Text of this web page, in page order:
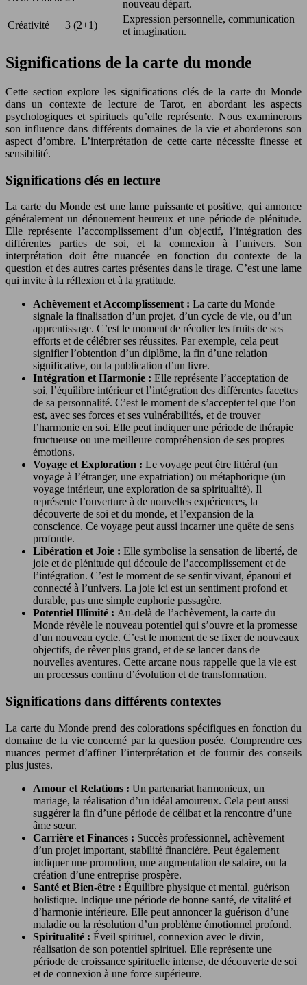
nouveau départ.
Créativité
3 (2+1)
Expression personnelle, communication
et imagination.
Significations de la carte du monde
Cette section explore les significations clés de la carte du Monde
dans un contexte de lecture de Tarot, en abordant les aspects
psychologiques et spirituels qu’elle représente. Nous examinerons
son influence dans différents domaines de la vie et aborderons son
aspect d’ombre. L’interprétation de cette carte nécessite finesse et
sensibilité.
Significations clés en lecture
La carte du Monde est une lame puissante et positive, qui annonce
généralement un dénouement heureux et une période de plénitude.
Elle représente l’accomplissement d’un objectif, l’intégration des
différentes parties de soi, et la connexion à l’univers. Son
interprétation doit être nuancée en fonction du contexte de la
question et des autres cartes présentes dans le tirage. C’est une lame
qui invite à la réflexion et à la gratitude.
Achèvement et Accomplissement : La carte du Monde
signale la finalisation d’un projet, d’un cycle de vie, ou d’un
apprentissage. C’est le moment de récolter les fruits de ses
efforts et de célébrer ses réussites. Par exemple, cela peut
signifier l’obtention d’un diplôme, la fin d’une relation
significative, ou la publication d’un livre.
Intégration et Harmonie : Elle représente l’acceptation de
soi, l’équilibre intérieur et l’intégration des différentes facettes
de sa personnalité. C’est le moment de s’accepter tel que l’on
est, avec ses forces et ses vulnérabilités, et de trouver
l’harmonie en soi. Elle peut indiquer une période de thérapie
fructueuse ou une meilleure compréhension de ses propres
émotions.
Voyage et Exploration : Le voyage peut être littéral (un
voyage à l’étranger, une expatriation) ou métaphorique (un
voyage intérieur, une exploration de sa spiritualité). Il
représente l’ouverture à de nouvelles expériences, la
découverte de soi et du monde, et l’expansion de la
conscience. Ce voyage peut aussi incarner une quête de sens
profonde.
Libération et Joie : Elle symbolise la sensation de liberté, de
joie et de plénitude qui découle de l’accomplissement et de
l’intégration. C’est le moment de se sentir vivant, épanoui et
connecté à l’univers. La joie ici est un sentiment profond et
durable, pas une simple euphorie passagère.
Potentiel Illimité : Au-delà de l’achèvement, la carte du
Monde révèle le nouveau potentiel qui s’ouvre et la promesse
d’un nouveau cycle. C’est le moment de se fixer de nouveaux
objectifs, de rêver plus grand, et de se lancer dans de
nouvelles aventures. Cette arcane nous rappelle que la vie est
un processus continu d’évolution et de transformation.
Significations dans différents contextes
La carte du Monde prend des colorations spécifiques en fonction du
domaine de la vie concerné par la question posée. Comprendre ces
nuances permet d’affiner l’interprétation et de fournir des conseils
plus justes.
Amour et Relations : Un partenariat harmonieux, un
mariage, la réalisation d’un idéal amoureux. Cela peut aussi
suggérer la fin d’une période de célibat et la rencontre d’une
âme sœur.
Carrière et Finances : Succès professionnel, achèvement
d’un projet important, stabilité financière. Peut également
indiquer une promotion, une augmentation de salaire, ou la
création d’une entreprise prospère.
Santé et Bien-être : Équilibre physique et mental, guérison
holistique. Indique une période de bonne santé, de vitalité et
d’harmonie intérieure. Elle peut annoncer la guérison d’une
maladie ou la résolution d’un problème émotionnel profond.
Spiritualité : Éveil spirituel, connexion avec le divin,
réalisation de son potentiel spirituel. Elle représente une
période de croissance spirituelle intense, de découverte de soi
et de connexion à une force supérieure.